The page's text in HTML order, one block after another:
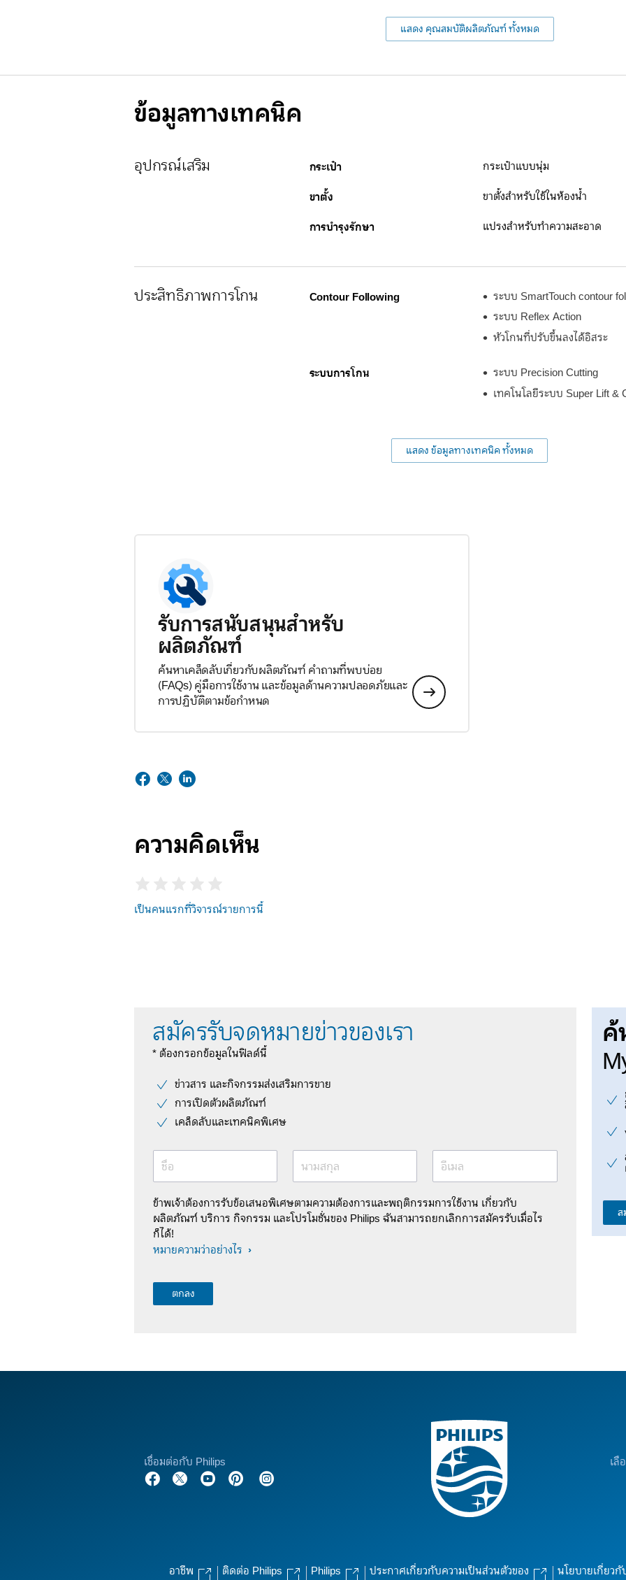
แสดง คุณสมบัติผลิตภัณฑ์ ทั้งหมด
ข้อมูลทางเทคนิค
อุปกรณ์เสริม กระเป๋า กระเป๋าแบบนุ่ม
ขาตั้ง ขาตั้งสำหรับใช้ในห้องน้ำ
การบำรุงรักษา แปรงสำหรับทำความสะอาด
ประสิทธิภาพการโกน Contour Following
ระบบ SmartTouch contour
ระบบ Reflex Action
หัวโกนที่ปรับขึ้นลงได้อิสระ
ระบบการโกน
ระบบ Precision Cutting
เทคโนโลยีระบบ Super Lift &
แสดง ข้อมูลทางเทคนิค ทั้งหมด
รับการสนับสนุนสำหรับ
ผลิตภัณฑ์
ค้นหาเคล็ดลับเกี่ยวกับผลิตภัณฑ์ คำถามที่พบบ่อย
(FAQs) คู่มือการใช้งาน และข้อมูลด้านความปลอดภัยและ
การปฏิบัติตามข้อกำหนด
ความคิดเห็น
เป็นคนแรกที่วิจารณ์รายการนี้
สมัครรับจดหมายข่าวของเรา
* ต้องกรอกข้อมูลในฟิลด์นี้
ข่าวสาร และกิจกรรมส่งเสริมการขาย
การเปิดตัวผลิตภัณฑ์
เคล็ดลับและเทคนิคพิเศษ
ชื่อ นามสกุล อีเมล
ข้าพเจ้าต้องการรับข้อเสนอพิเศษตามความต้องการและพฤติกรรมการใช้งาน เกี่ยวกับ
ผลิตภัณฑ์ บริการ กิจกรรม และโปรโมชั่นของ Philips ฉันสามารถยกเลิกการสมัครรับเมื่อไร
ก็ได้!
หมายความว่าอย่างไร
ค้
เชื่อมต่อกับ Philips เลื
อาชีพ ติดต่อ Philips Philips ประกาศเกี่ยวกับความเป็นส่วนตัวของ นโยบายเกี่ยว